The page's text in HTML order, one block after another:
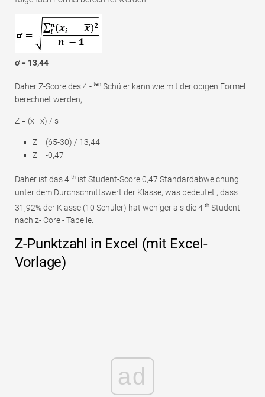
ơ = 13,44
Daher Z-Score des 4 - ten Schüler kann wie mit der obigen Formel
berechnet werden,
Z = (x - x) / s
Z = (65-30) / 13,44
Z = -0,47
Daher ist das 4 th ist Student-Score 0,47 Standardabweichung
unter dem Durchschnittswert der Klasse, was bedeutet , dass
31,92% der Klasse (10 Schüler) hat weniger als die 4 th Student
nach z- Core - Tabelle.
Z-Punktzahl in Excel (mit Excel-
Vorlage)
ad